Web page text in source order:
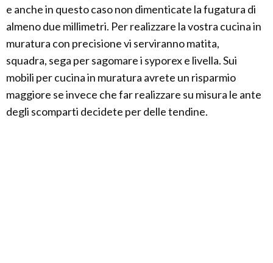
e anche in questo caso non dimenticate la fugatura di
almeno due millimetri. Per realizzare la vostra cucina in
muratura con precisione vi serviranno matita,
squadra, sega per sagomare i syporex e livella. Sui
mobili per cucina in muratura avrete un risparmio
maggiore se invece che far realizzare su misura le ante
degli scomparti decidete per delle tendine.